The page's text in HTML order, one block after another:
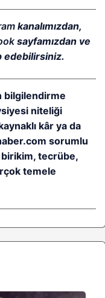
kanalımızdan,
sayfamızdan ve
edebilirsiniz.
bilgilendirme
niteliği
kâr ya da
sorumlu
birikim, tecrübe,
temele